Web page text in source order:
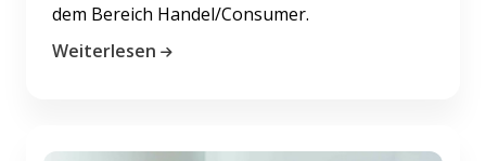
dem Bereich Handel/Consumer.
Weiterlesen